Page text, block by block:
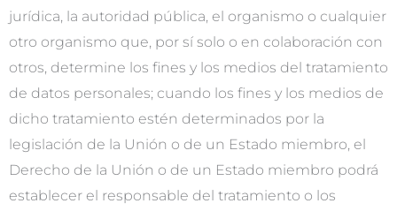
jurídica, la autoridad pública, el organismo o cualquier
otro organismo que, por sí solo o en colaboración con
otros, determine los fines y los medios del tratamiento
de datos personales; cuando los fines y los medios de
dicho tratamiento estén determinados por la
legislación de la Unión o de un Estado miembro, el
Derecho de la Unión o de un Estado miembro podrá
establecer el responsable del tratamiento o los